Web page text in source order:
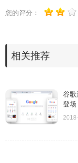
on 2021-03-03
in Aura. Reported by
Codesafe Team of
[1193827] Various
other initiatives
您的评分：
相关推荐
谷
登场